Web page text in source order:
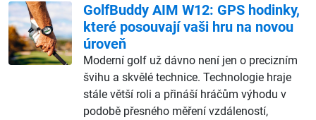
GolfBuddy AIM W12: GPS hodinky,
které posouvají vaši hru na novou
úroveň
Moderní golf už dávno není jen o precizním
švihu a skvělé technice. Technologie hraje
stále větší roli a přináší hráčům výhodu v
podobě přesného měření vzdáleností,